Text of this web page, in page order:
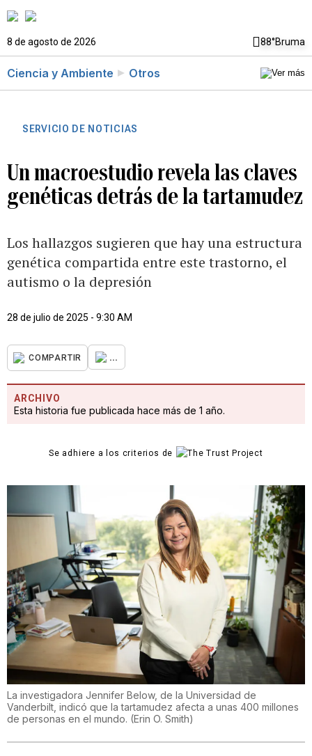
8 de agosto de 2026 88°Bruma
Ciencia y Ambiente Otros
SERVICIO DE NOTICIAS
Un macroestudio revela las claves
genéticas detrás de la tartamudez
Los hallazgos sugieren que hay una estructura
genética compartida entre este trastorno, el
autismo o la depresión
28 de julio de 2025 - 9:30 AM
COMPARTIR ...
ARCHIVO
Esta historia fue publicada hace más de 1 año.
Se adhiere a los criterios de
La investigadora Jennifer Below, de la Universidad de
Vanderbilt, indicó que la tartamudez afecta a unas 400 millones
de personas en el mundo. (Erin O. Smith)